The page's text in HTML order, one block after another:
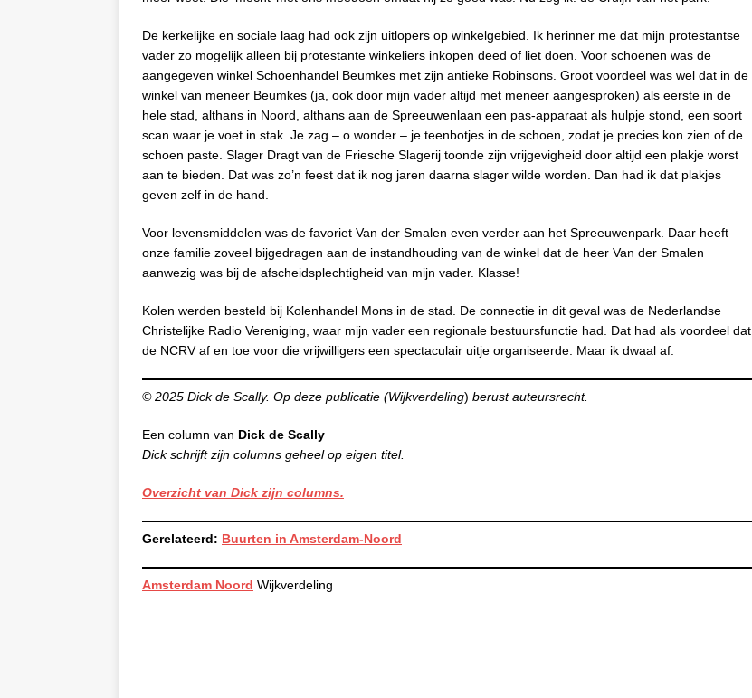
De kerkelijke en sociale laag had ook zijn uitlopers op winkelgebied. Ik herinner me dat mijn protestantse
vader zo mogelijk alleen bij protestante winkeliers inkopen deed of liet doen. Voor schoenen was de
aangegeven winkel Schoenhandel Beumkes met zijn antieke Robinsons. Groot voordeel was wel dat in de
winkel van meneer Beumkes (ja, ook door mijn vader altijd met meneer aangesproken) als eerste in de
hele stad, althans in Noord, althans aan de Spreeuwenlaan een pas-apparaat als hulpje stond, een soort
scan waar je voet in stak. Je zag – o wonder – je teenbotjes in de schoen, zodat je precies kon zien of de
schoen paste. Slager Dragt van de Friesche Slagerij toonde zijn vrijgevigheid door altijd een plakje worst
aan te bieden. Dat was zo’n feest dat ik nog jaren daarna slager wilde worden. Dan had ik dat plakjes
geven zelf in de hand.
Voor levensmiddelen was de favoriet Van der Smalen even verder aan het Spreeuwenpark. Daar heeft
onze familie zoveel bijgedragen aan de instandhouding van de winkel dat de heer Van der Smalen
aanwezig was bij de afscheidsplechtigheid van mijn vader. Klasse!
Kolen werden besteld bij Kolenhandel Mons in de stad. De connectie in dit geval was de Nederlandse
Christelijke Radio Vereniging, waar mijn vader een regionale bestuursfunctie had. Dat had als voordeel dat
de NCRV af en toe voor die vrijwilligers een spectaculair uitje organiseerde. Maar ik dwaal af.
© 2025 Dick de Scally. Op deze publicatie (Wijkverdeling) berust auteursrecht.
Een column van Dick de Scally
Dick schrijft zijn columns geheel op eigen titel.
Overzicht van Dick zijn columns.
Gerelateerd: Buurten in Amsterdam-Noord
Amsterdam Noord Wijkverdeling